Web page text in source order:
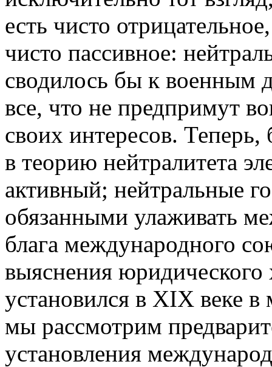
есть чисто
чисто пассивное:
сводилось бы к военным
все, что не предпримут
своих интересов.
в теорию нейтралитета
активный; нейтральные
обязанными улаживать
блага международного
выяснения юридического
установился в XIX веке
мы рассмотрим
установления